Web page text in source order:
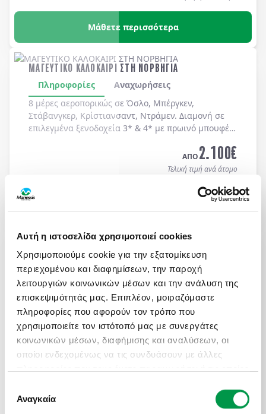
Αυτή η ιστοσελίδα χρησιμοποιεί cookies
Χρησιμοποιούμε cookie για την εξατομίκευση
περιεχομένου και διαφημίσεων, την παροχή
λειτουργιών κοινωνικών μέσων και την ανάλυση της
επισκεψιμότητάς μας. Επιπλέον, μοιραζόμαστε
πληροφορίες που αφορούν τον τρόπο που
χρησιμοποιείτε τον ιστότοπό μας με συνεργάτες
κοινωνικών μέσων, διαφήμισης και αναλύσεων, οι
οποίοι ενδεχομένως να τις συνδυάσουν με άλλες
χρήση των υπηρεσιών τους.
συγκατάθεσης
Αναγκαία
Μάθετε περισσότερα
ΜΑΓΕΥΤΙΚΟ ΚΑΛΟΚΑΙΡΙ ΣΤΗ ΝΟΡΒΗΓΙΑ
Πληροφορίες
Αναχωρήσεις
8 μέρες αεροπορικώς σε Όσλο, Μπέργκεν,
Στάβανγκερ, Κρίστιανσαντ, Ντράμεν. Διαμονή σε
επιλεγμένα ξενοδοχεία 3* & 4* με πρωινό μπουφέ
ΑΠΟ2.100€
Τελική τιμή ανά άτομο
ΑΤΟΜΙΚΟ ΤΑΞΙΔΙ ΜΕ ΣΑΦΑΡΙ ΣΤΗΝ ΚΕΝΥΑ &
ΜΟΜΠΑΣΑ
Πληροφορίες
Αναχωρήσεις
13 ημέρες / 10 νύχτες αεροπορικώς σε Ναϊρόμπι -
Αμποσέλι - Ανατολικό Τσάβο - Μομπάσα - Wasini
Island. Αναχωρήσεις κάθε Τρίτη & Πέμπτη από
19/04 έως 10/12/2026 (επιστροφή). Οργανωμένα
Ατομικά Ταξίδια με ελάχιστη συμμετοχή 2 ατόμων.
ON REQUEST
ΑΠΟ3.450